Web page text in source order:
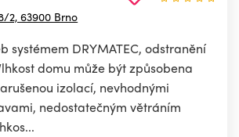
2, 63900 Brno
systémem DRYMATEC, odstranění
domu může být způsobena
izolací, nevhodnými
nedostatečným větráním